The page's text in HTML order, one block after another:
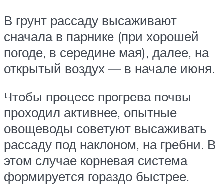
В грунт рассаду высаживают
сначала в парнике (при хорошей
погоде, в середине мая), далее, на
открытый воздух — в начале июня.
Чтобы процесс прогрева почвы
проходил активнее, опытные
овощеводы советуют высаживать
рассаду под наклоном, на гребни. В
этом случае корневая система
формируется гораздо быстрее.